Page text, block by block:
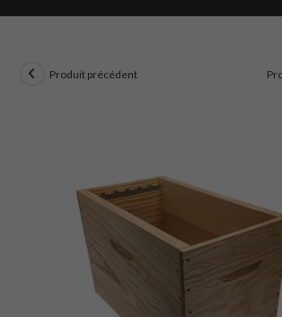
Produit précédent